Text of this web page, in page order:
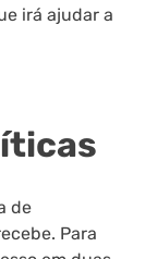
irá ajudar a
de
Para